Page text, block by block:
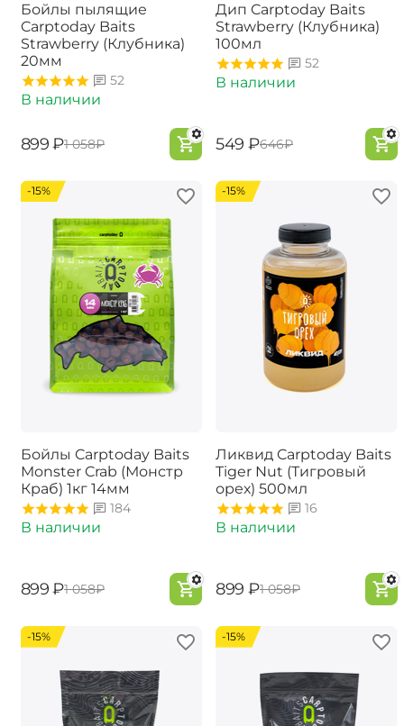
Бойлы пылящие
Carptoday Baits
Strawberry (Клубника)
20мм
52
В наличии
‍899‍ ₽‍1 058‍₽
Дип Carptoday Baits
Strawberry (Клубника)
100мл
52
В наличии
‍549‍ ₽‍646‍₽
-15%
Бойлы Carptoday Baits
Monster Crab (Монстр
Краб) 1кг 14мм
184
В наличии
‍899‍ ₽‍1 058‍₽
-15%
Ликвид Carptoday Baits
Tiger Nut (Тигровый
орех) 500мл
16
В наличии
‍899‍ ₽‍1 058‍₽
-15% -15%